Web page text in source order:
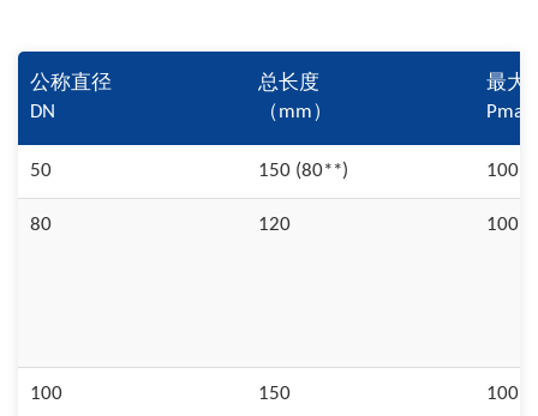
公称直径
DN
总长度
（mm）
最大
50 150 (80**) 100
80 120 100
100 150 100